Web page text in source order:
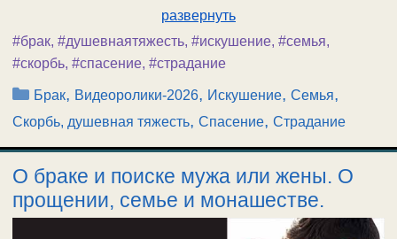
развернуть
#брак, #душевнаятяжесть, #искушение, #семья,
#скорбь, #спасение, #страдание
Рубрики
Брак, Видеоролики-2026, Искушение,Семья,
Скорбь, душевная тяжесть, Спасение, Страдание
О браке и поиске мужа или жены. О
прощении, семье и монашестве.